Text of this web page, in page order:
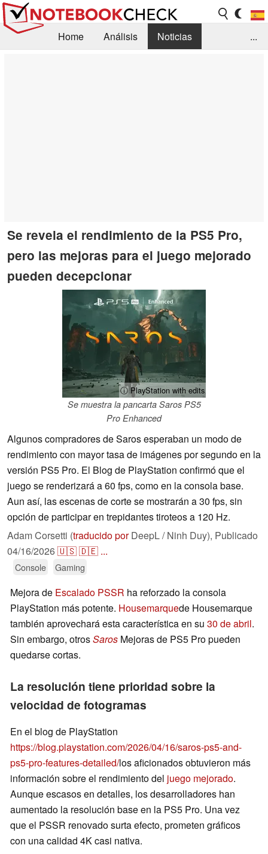
Home Análisis
Noticias
...
Se revela el rendimiento de la PS5 Pro,
pero las mejoras para el juego mejorado
pueden decepcionar
ⓘ PlayStation with edits
Se muestra la pancarta Saros PS5
Pro Enhanced
Algunos compradores de Saros esperaban un modo de
rendimiento con mayor tasa de imágenes por segundo en la
versión PS5 Pro. El Blog de PlayStation confirmó que el
juego se renderizará a 60 fps, como en la consola base.
Aun así, las escenas de corte se mostrarán a 30 fps, sin
opción de participar en trepidantes tiroteos a 120 Hz.
Adam Corsetti (traducido porDeepL / Ninh Duy), Publicado
04/16/2026🇺🇸🇩🇪 ...
Console Gaming
Mejora de Escalado PSSR ha reforzado la consola
PlayStation más potente. Housemarquede Housemarque
también aprovechará esta característica en su 30 de abril.
Sin embargo, otrosSaros Mejoras de PS5 Pro pueden
quedarse cortas.
La resolución tiene prioridad sobre la
velocidad de fotogramas
En el blog de PlayStation
https://blog.playstation.com/2026/04/16/saros-ps5-and-
ps5-pro-features-detailed/los aficionados obtuvieron más
información sobre el rendimiento del juego mejorado.
Aunque escasos en detalles, los desarrolladores han
aumentado la resolución base en la PS5 Pro. Una vez
que el PSSR renovado surta efecto, prometen gráficos
con una calidad 4K casi nativa.